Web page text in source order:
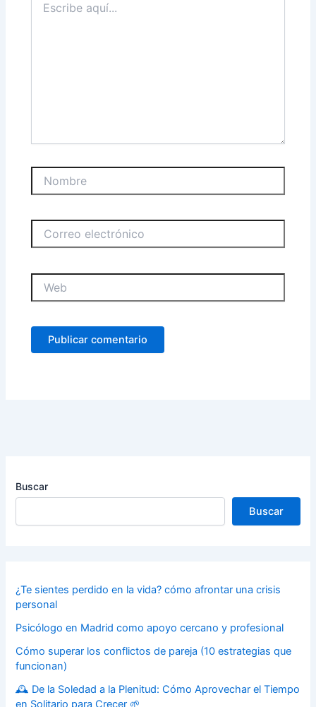
aquí...
electrónico
Buscar
Buscar
¿Te sientes perdido en la vida? cómo afrontar una crisis
personal
Psicólogo en Madrid como apoyo cercano y profesional
Cómo superar los conflictos de pareja (10 estrategias que
funcionan)
🕰️ De la Soledad a la Plenitud: Cómo Aprovechar el Tiempo
en Solitario para Crecer 🌱